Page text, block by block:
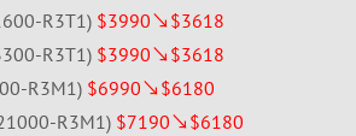
R3T1) $3990↘$3618
R3T1) $3990↘$3618
R3M1) $6990↘$6180
R3M1) $7190↘$6180